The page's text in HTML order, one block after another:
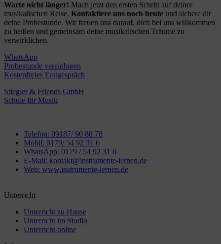
Warte nicht länger! Mach jetzt den ersten Schritt auf deiner
musikalischen Reise. Kontaktiere uns noch heute und sichere dir
deine Probestunde. Wir freuen uns darauf, dich bei uns willkommen
zu heißen und gemeinsam deine musikalischen Träume zu
verwirklichen.
WhatsApp
Probestunde vereinbaren
Kostenfreies Erstgespräch
Stiegler & Friends GmbH
Schule für Musik
Telefon: 09187/ 90 88 78
Mobil: 0179/ 54 92 31 6
WhatsApp: 0179 / 54 92 31 6
E-Mail: kontakt@instrumente-lernen.de
Web: www.instrumente-lernen.de
Unterricht
Unterricht zu Hause
Unterricht im Studio
Unterricht online